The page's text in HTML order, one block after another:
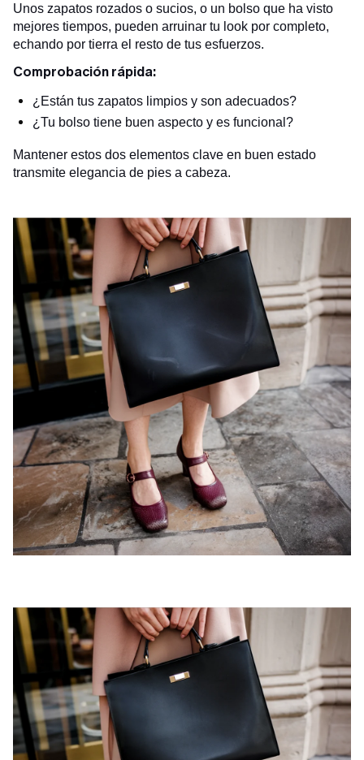
Unos zapatos rozados o sucios, o un bolso que ha visto
mejores tiempos, pueden arruinar tu look por completo,
echando por tierra el resto de tus esfuerzos.
Comprobación rápida:
¿Están tus zapatos limpios y son adecuados?
¿Tu bolso tiene buen aspecto y es funcional?
Mantener estos dos elementos clave en buen estado
transmite elegancia de pies a cabeza.